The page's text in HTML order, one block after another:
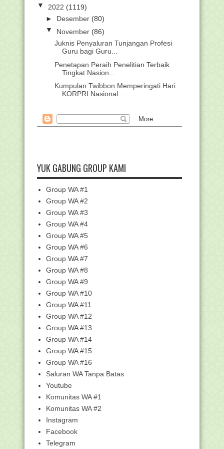
▼ 2022 (1119)
► Desember (80)
▼ November (86)
Juknis Penyaluran Tunjangan Profesi
Guru bagi Guru...
Penetapan Peraih Penelitian Terbaik
Tingkat Nasion...
Kumpulan Twibbon Memperingati Hari
KORPRI Nasional...
KKG/MGMP/MGBK/KKM/P...
Pedoman Peringatan Hari Ulang Tahun
Mars Guru Madrasah (Lirik, Notasi dan
Video)
Kemenag Libatkan 400 Guru dalam
Upacara Peringatan...
Kemenag Minta Guru Madrasah
Beradaptasi dengan Per...
Pedoman Pelaksanaan Upacara
Bendera Hari Guru Nasi...
Kumpulan Twibbon Hari Guru Kemenag
dan Kemendikbud...
PIDATO MENDIKBUDRISTEK PADA
PERINGATAN HARI GURU N...
Download Bukti Fisik Akreditasi
Sekolah/Madrasah -...
Kemenag Terbitkan Edaran Upacara
Bendera Hari Guru...
Amanat Menteri Agama pada Hari Guru
2022
Pencairan Bantuan Pokja Tahap III
Tahun 2022
Ajak Umat Doakan dan Salat Gaib-Tahlil
Metaverse, Peluang dan Tantangan
bagi Guru Madrasah
Kisah Guru Drona dan Dilema Guru di
Indonesia
YUK GABUNG GROUP KAMI
Group WA #1
Group WA #2
Group WA #3
Group WA #4
Group WA #5
Group WA #6
Group WA #7
Group WA #8
Group WA #9
Group WA #10
Group WA #11
Group WA #12
Group WA #13
Group WA #14
Group WA #15
Group WA #16
Saluran WA Tanpa Batas
Youtube
Komunitas WA #1
Komunitas WA #2
Instagram
Facebook
Telegram